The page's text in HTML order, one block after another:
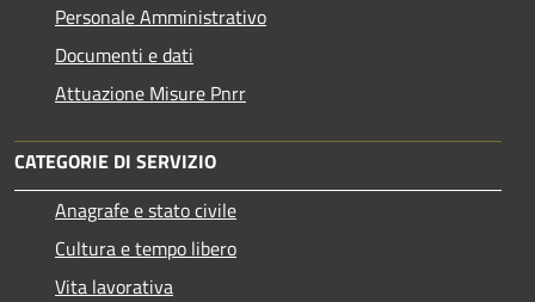
Personale Amministrativo
Documenti e dati
Attuazione Misure Pnrr
CATEGORIE DI SERVIZIO
Anagrafe e stato civile
Cultura e tempo libero
Vita lavorativa